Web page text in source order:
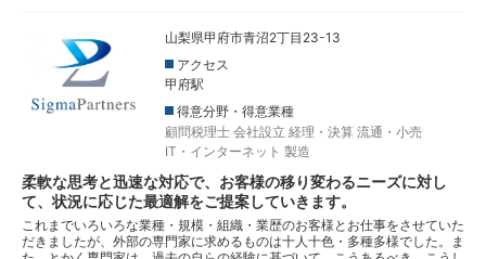
山梨県甲府市青沼2丁目23-13
アクセス
甲府駅
得意分野・得意業種
顧問税理士 会社設立 経理・決算 流通・小売
IT・インターネット 製造
柔軟な思考と迅速な対応で、お客様の移り変わるニーズに対し
て、状況に応じた最適解をご提案していきます。
これまでいろいろな業種・規模・組織・業歴のお客様とお仕事をさせていた
だきましたが、外部の専門家に求めるものは十人十色・多種多様でした。ま